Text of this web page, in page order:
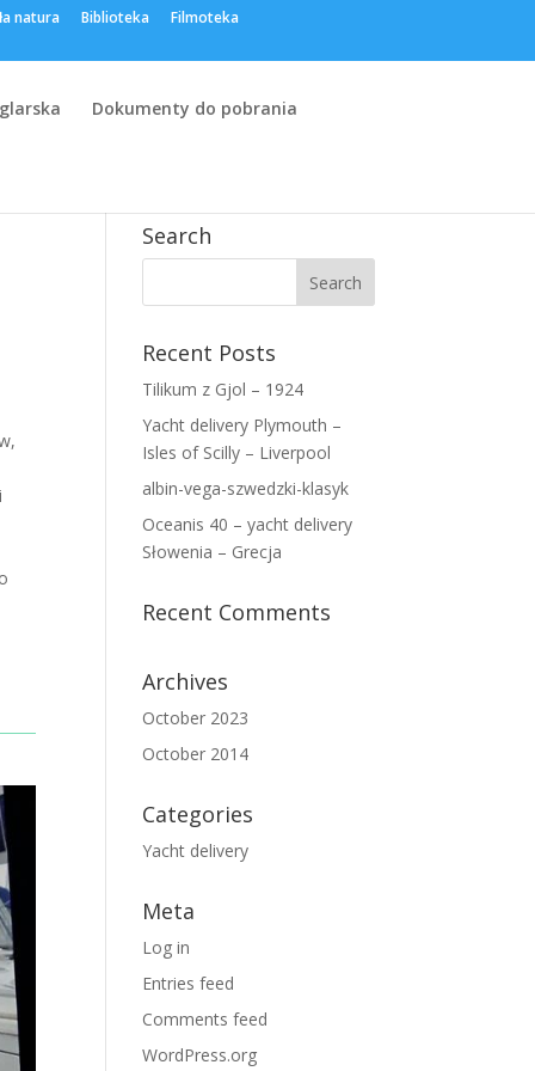
natura Biblioteka Filmoteka
Dokumenty do pobrania
Search
Recent Posts
Tilikum z Gjol – 1924
Yacht delivery Plymouth –
Isles of Scilly – Liverpool
albin-vega-szwedzki-klasyk
Oceanis 40 – yacht delivery
Słowenia – Grecja
Recent Comments
Archives
October 2023
October 2014
Categories
Yacht delivery
Meta
Log in
Entries feed
Comments feed
WordPress.org